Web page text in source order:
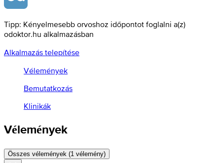
Tipp: Kényelmesebb orvoshoz időpontot foglalni a(z)
odoktor.hu alkalmazásban
Alkalmazás telepítése
Vélemények
Bemutatkozás
Klinikák
Vélemények
Összes vélemények (1 vélemény)